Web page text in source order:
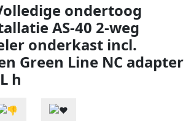
ondertoog
AS-40 2-weg
onderkast incl.
Green Line NC adapter
h